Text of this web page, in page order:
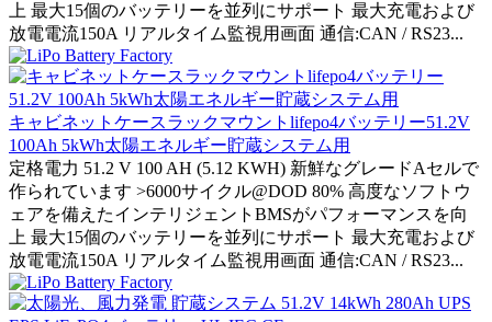
上 最大15個のバッテリーを並列にサポート 最大充電および
放電電流150A リアルタイム監視用画面 通信:CAN / RS23...
キャビネットケースラックマウントlifepo4バッテリー51.2V
100Ah 5kWh太陽エネルギー貯蔵システム用
定格電力 51.2 V 100 AH (5.12 KWH) 新鮮なグレードAセルで
作られています >6000サイクル@DOD 80% 高度なソフトウ
ェアを備えたインテリジェントBMSがパフォーマンスを向
上 最大15個のバッテリーを並列にサポート 最大充電および
放電電流150A リアルタイム監視用画面 通信:CAN / RS23...